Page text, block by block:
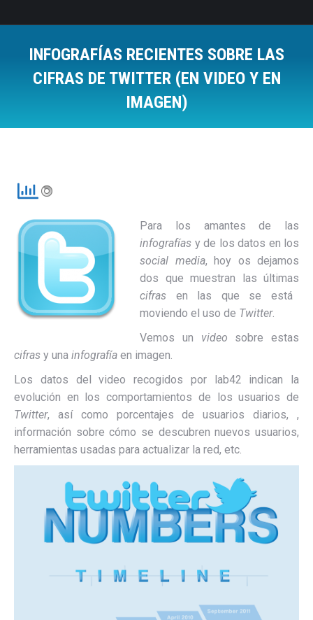
INFOGRAFÍAS RECIENTES SOBRE LAS
CIFRAS DE TWITTER (EN VIDEO Y EN
IMAGEN)
Para los amantes de las
infografías y de los datos en los
social media, hoy os dejamos
dos que muestran las últimas
cifras en las que se está
moviendo el uso de Twitter.
Vemos un video sobre estas
cifras y una infografía en imagen.
Los datos del video recogidos por lab42 indican la
evolución en los comportamientos de los usuarios de
Twitter, así como porcentajes de usuarios diarios, ,
información sobre cómo se descubren nuevos usuarios,
herramientas usadas para actualizar la red, etc.